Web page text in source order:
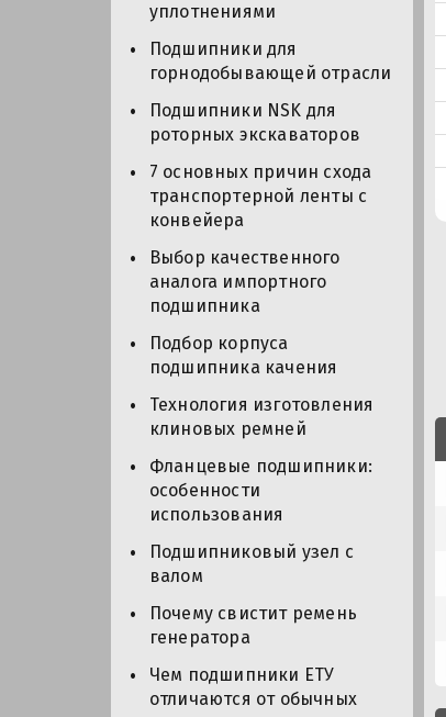
уплотнениями
Подшипники для
горнодобывающей отрасли
Подшипники NSK для
роторных экскаваторов
7 основных причин схода
транспортерной ленты с
конвейера
Выбор качественного
аналога импортного
подшипника
Подбор корпуса
подшипника качения
Технология изготовления
клиновых ремней
Фланцевые подшипники:
особенности
использования
Подшипниковый узел с
валом
Почему свистит ремень
генератора
Чем подшипники ЕТУ
отличаются от обычных